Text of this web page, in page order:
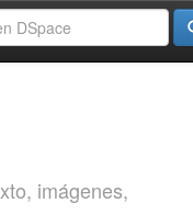
imágenes,